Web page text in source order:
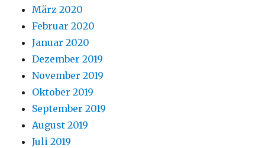
März 2020
Februar 2020
Januar 2020
Dezember 2019
November 2019
Oktober 2019
September 2019
August 2019
Juli 2019